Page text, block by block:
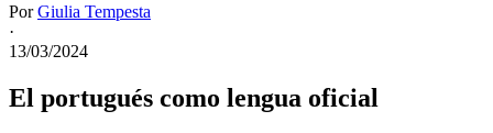
PorGiulia Tempesta
·
13/03/2024
El portugués como lengua oficial